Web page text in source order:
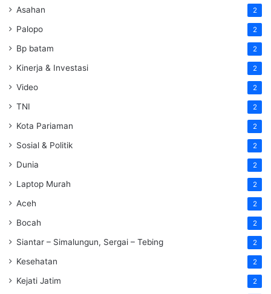
Asahan 2
Palopo 2
Bp batam 2
Kinerja & Investasi 2
Video 2
TNI 2
Kota Pariaman 2
Sosial & Politik 2
Dunia 2
Laptop Murah 2
Aceh 2
Bocah 2
Siantar – Simalungun, Sergai – Tebing 2
Kesehatan 2
Kejati Jatim 2